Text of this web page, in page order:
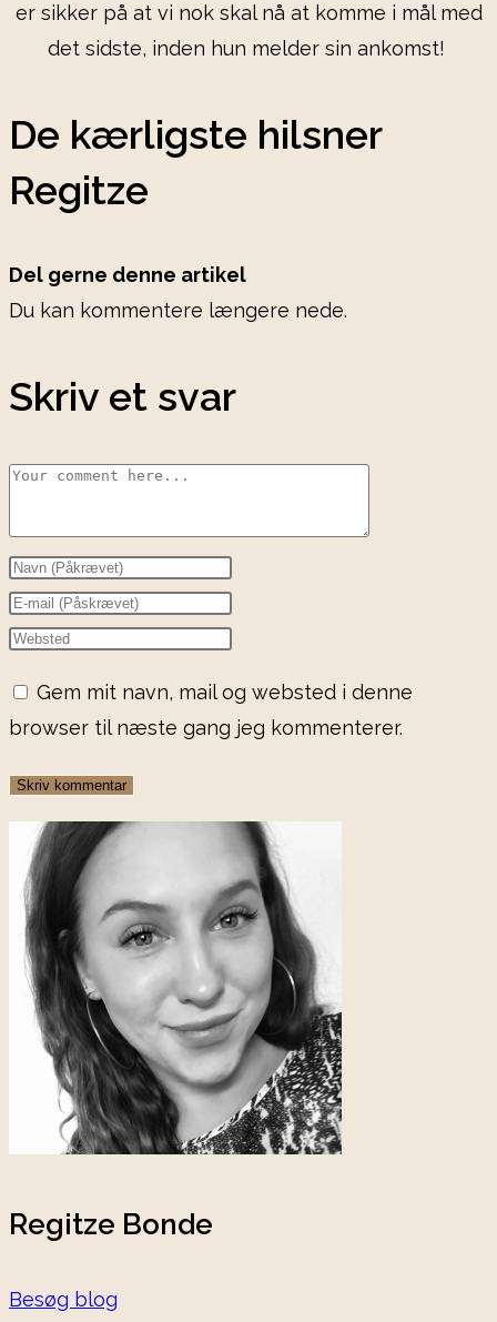
er sikker på at vi nok skal nå at komme i mål med
det sidste, inden hun melder sin ankomst!
De kærligste hilsner
Regitze
Del gerne denne artikel
Du kan kommentere længere nede.
Skriv et svar
Comment
Enter
your
name
username
to
comment
Enter
your
address
to
comment
Enter
website
URL
(optional)
Gem mit navn, mail og websted i denne
browser til næste gang jeg kommenterer.
Regitze Bonde
Besøg blog